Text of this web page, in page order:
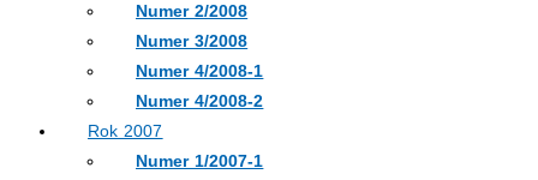
Numer 2/2008
Numer 3/2008
Numer 4/2008-1
Numer 4/2008-2
Rok 2007
Numer 1/2007-1